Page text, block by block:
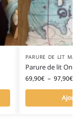
PARURE DE LIT
Parure de lit
69,90€ – 97,90€